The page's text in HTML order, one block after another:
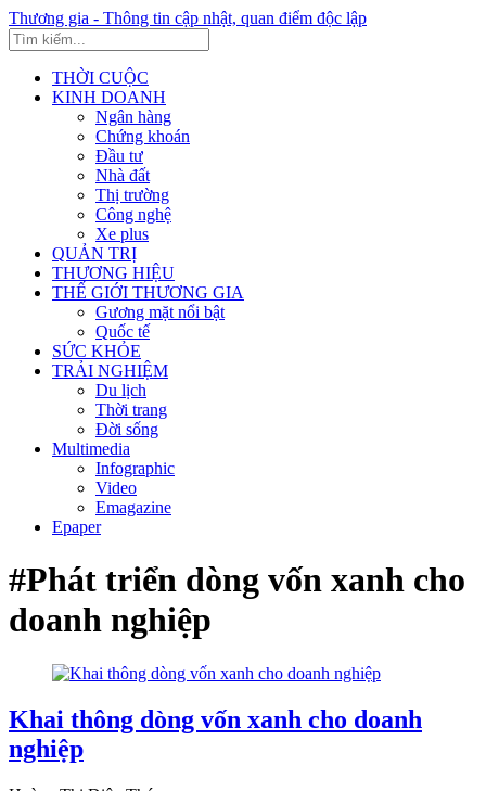
Thương gia - Thông tin cập nhật, quan điểm độc lập
THỜI CUỘC
KINH DOANH
Ngân hàng
Chứng khoán
Đầu tư
Nhà đất
Thị trường
Công nghệ
Xe plus
QUẢN TRỊ
THƯƠNG HIỆU
THẾ GIỚI THƯƠNG GIA
Gương mặt nổi bật
Quốc tế
SỨC KHỎE
TRẢI NGHIỆM
Du lịch
Thời trang
Đời sống
Multimedia
Infographic
Video
Emagazine
Epaper
#Phát triển dòng vốn xanh cho
doanh nghiệp
Khai thông dòng vốn xanh cho doanh
nghiệp